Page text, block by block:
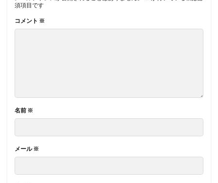
須項目です
コメント ※
名前 ※
メール※